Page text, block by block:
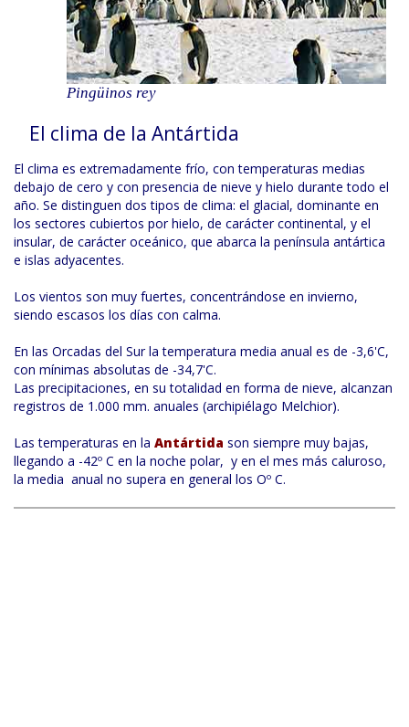
Pingüinos rey
El clima de la Antártida
El clima es extremadamente frío, con temperaturas medias
debajo de cero y con presencia de nieve y hielo durante todo el
año. Se distinguen dos tipos de clima: el glacial, dominante en
los sectores cubiertos por hielo, de carácter continental, y el
insular, de carácter oceánico, que abarca la península antártica
e islas adyacentes.
Los vientos son muy fuertes, concentrándose en invierno,
siendo escasos los días con calma.
En las Orcadas del Sur la temperatura media anual es de -3,6'C,
con mínimas absolutas de -34,7'C.
Las precipitaciones, en su totalidad en forma de nieve, alcanzan
registros de 1.000 mm. anuales (archipiélago Melchior).
Las temperaturas en la Antártida son siempre muy bajas,
llegando a -42º C en la noche polar, y en el mes más caluroso,
la media anual no supera en general los Oº C.